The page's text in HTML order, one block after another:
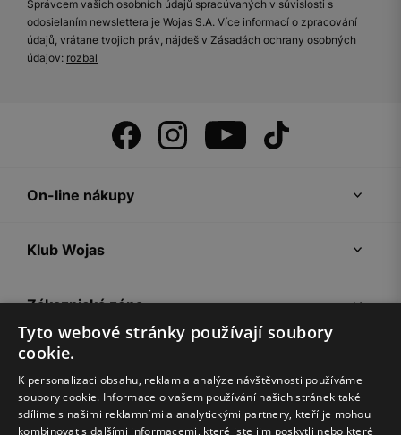
Správcem vašich osobních údajů spracúvaných v súvislosti s
odosielaním newslettera je Wojas S.A. Více informací o zpracování
údajů, vrátane tvojich práv, nájdeš v Zásadách ochrany osobných
údajov: rozbal
On-line nákupy
Klub Wojas
Zákaznická zóna
Společnost Wojas
Rady
Tyto webové stránky používají soubory
cookie.
K personalizaci obsahu, reklam a analýze návštěvnosti používáme
soubory cookie. Informace o vašem používání našich stránek také
sdílíme s našimi reklamními a analytickými partnery, kteří je mohou
kombinovat s dalšími informacemi, které jste jim poskytli nebo které